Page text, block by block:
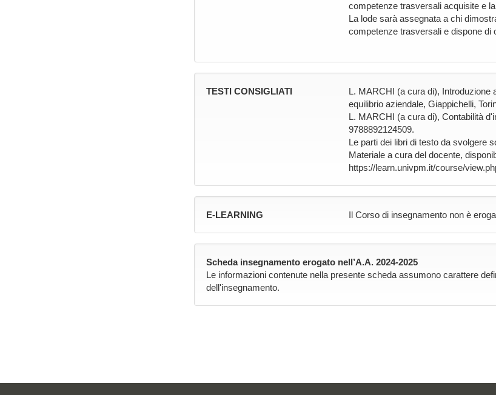
competenze trasversali acquisite e
La lode sarà assegnata a chi
competenze trasversali e dispone di
TESTI CONSIGLIATI
L. MARCHI (a cura di), Introduzione
equilibrio aziendale, Giappichelli,
L. MARCHI (a cura di), Contabilità
9788892124509.
Le parti dei libri di testo da svolgere
Materiale a cura del docente,
https://learn.univpm.it/course/
E-LEARNING Il Corso di insegnamento non è
Scheda insegnamento erogato nell’A.A. 2024-2025
Le informazioni contenute nella presente scheda assumono carattere
dell'insegnamento.